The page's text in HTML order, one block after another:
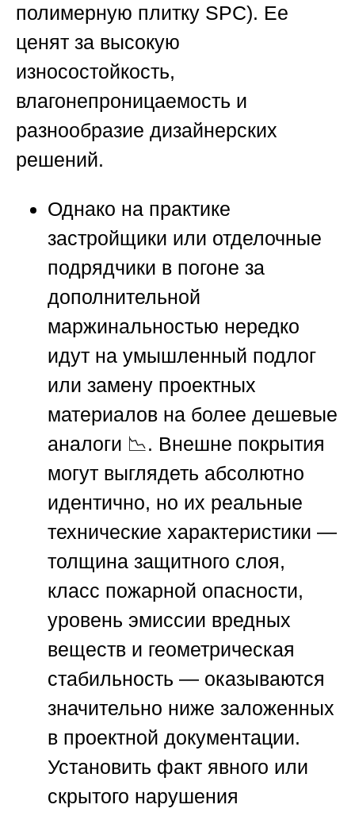
полимерную плитку SPC). Ее
ценят за высокую
износостойкость,
влагонепроницаемость и
разнообразие дизайнерских
решений.
Однако на практике
застройщики или отделочные
подрядчики в погоне за
дополнительной
маржинальностью нередко
идут на умышленный подлог
или замену проектных
материалов на более дешевые
аналоги 📉. Внешне покрытия
могут выглядеть абсолютно
идентично, но их реальные
технические характеристики —
толщина защитного слоя,
класс пожарной опасности,
уровень эмиссии вредных
веществ и геометрическая
стабильность — оказываются
значительно ниже заложенных
в проектной документации.
Установить факт явного или
скрытого нарушения